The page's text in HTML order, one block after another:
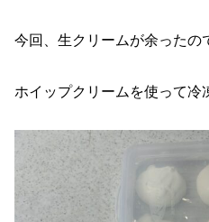
今回、生クリームが余ったの
ホイップクリームを使って冷